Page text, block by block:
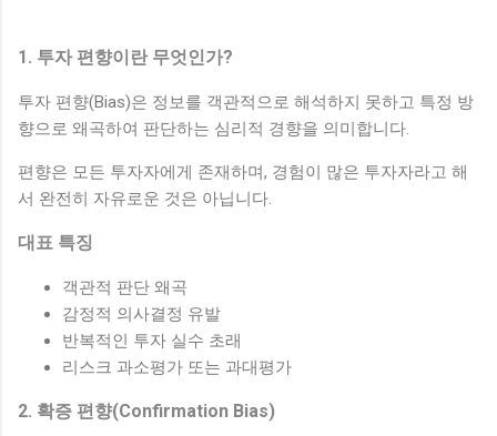
1. 투자 편향이란 무엇인가?
투자 편향(Bias)은 정보를 객관적으로 해석하지 못하고 특정 방
향으로 왜곡하여 판단하는 심리적 경향을 의미합니다.
편향은 모든 투자자에게 존재하며, 경험이 많은 투자자라고 해
서 완전히 자유로운 것은 아닙니다.
대표 특징
객관적 판단 왜곡
감정적 의사결정 유발
반복적인 투자 실수 초래
리스크 과소평가 또는 과대평가
2. 확증 편향(Confirmation Bias)